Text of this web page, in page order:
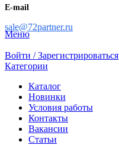
E-mail
sale@72partner.ru
Меню
Войти / Зарегистрироваться
Категории
Каталог
Новинки
Условия работы
Контакты
Вакансии
Статьи